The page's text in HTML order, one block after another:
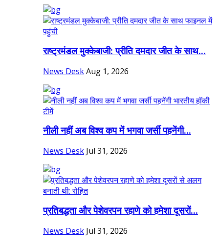
राष्ट्रमंडल मुक्केबाजी: प्रीति दमदार जीत के साथ...
News DeskAug 1, 2026
नीली नहीं अब विश्व कप में भगवा जर्सी पहनेंगी...
News Desk Jul 31, 2026
प्रतिबद्धता और पेशेवरपन रहाणे को हमेशा दूसरों...
News Desk Jul 31, 2026